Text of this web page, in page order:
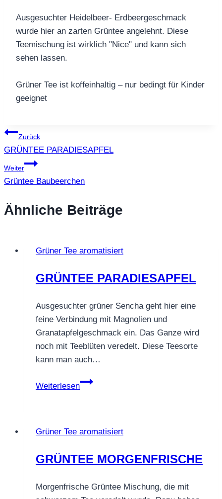
Ausgesuchter Heidelbeer- Erdbeergeschmack
wurde hier an zarten Grüntee angelehnt. Diese
Teemischung ist wirklich "Nice" und kann sich
sehen lassen.
Grüner Tee ist koffeinhaltig – nur bedingt für Kinder
geeignet
Beitragsnavigation
Zurück
GRÜNTEE PARADIESAPFEL
Weiter
Grüntee Baubeerchen
Ähnliche Beiträge
Grüner Tee aromatisiert
GRÜNTEE PARADIESAPFEL
Ausgesuchter grüner Sencha geht hier eine
feine Verbindung mit Magnolien und
Granatapfelgeschmack ein. Das Ganze wird
noch mit Teeblüten veredelt. Diese Teesorte
kann man auch…
Weiterlesen
GRÜNTEE
Grüner Tee aromatisiert
GRÜNTEE MORGENFRISCHE
Morgenfrische Grüntee Mischung, die mit